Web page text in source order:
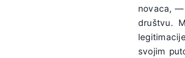
novaca, —
društvu.
svojim